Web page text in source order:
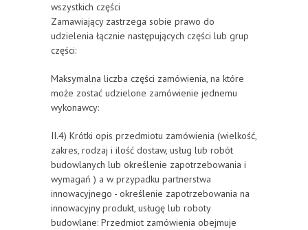
wszystkich części
Zamawiający zastrzega sobie prawo do
udzielenia łącznie następujących części lub grup
części:
Maksymalna liczba części zamówienia, na które
może zostać udzielone zamówienie jednemu
wykonawcy:
II.4) Krótki opis przedmiotu zamówienia (wielkość,
zakres, rodzaj i ilość dostaw, usług lub robót
budowlanych lub określenie zapotrzebowania i
wymagań ) a w przypadku partnerstwa
innowacyjnego - określenie zapotrzebowania na
innowacyjny produkt, usługę lub roboty
budowlane: Przedmiot zamówienia obejmuje